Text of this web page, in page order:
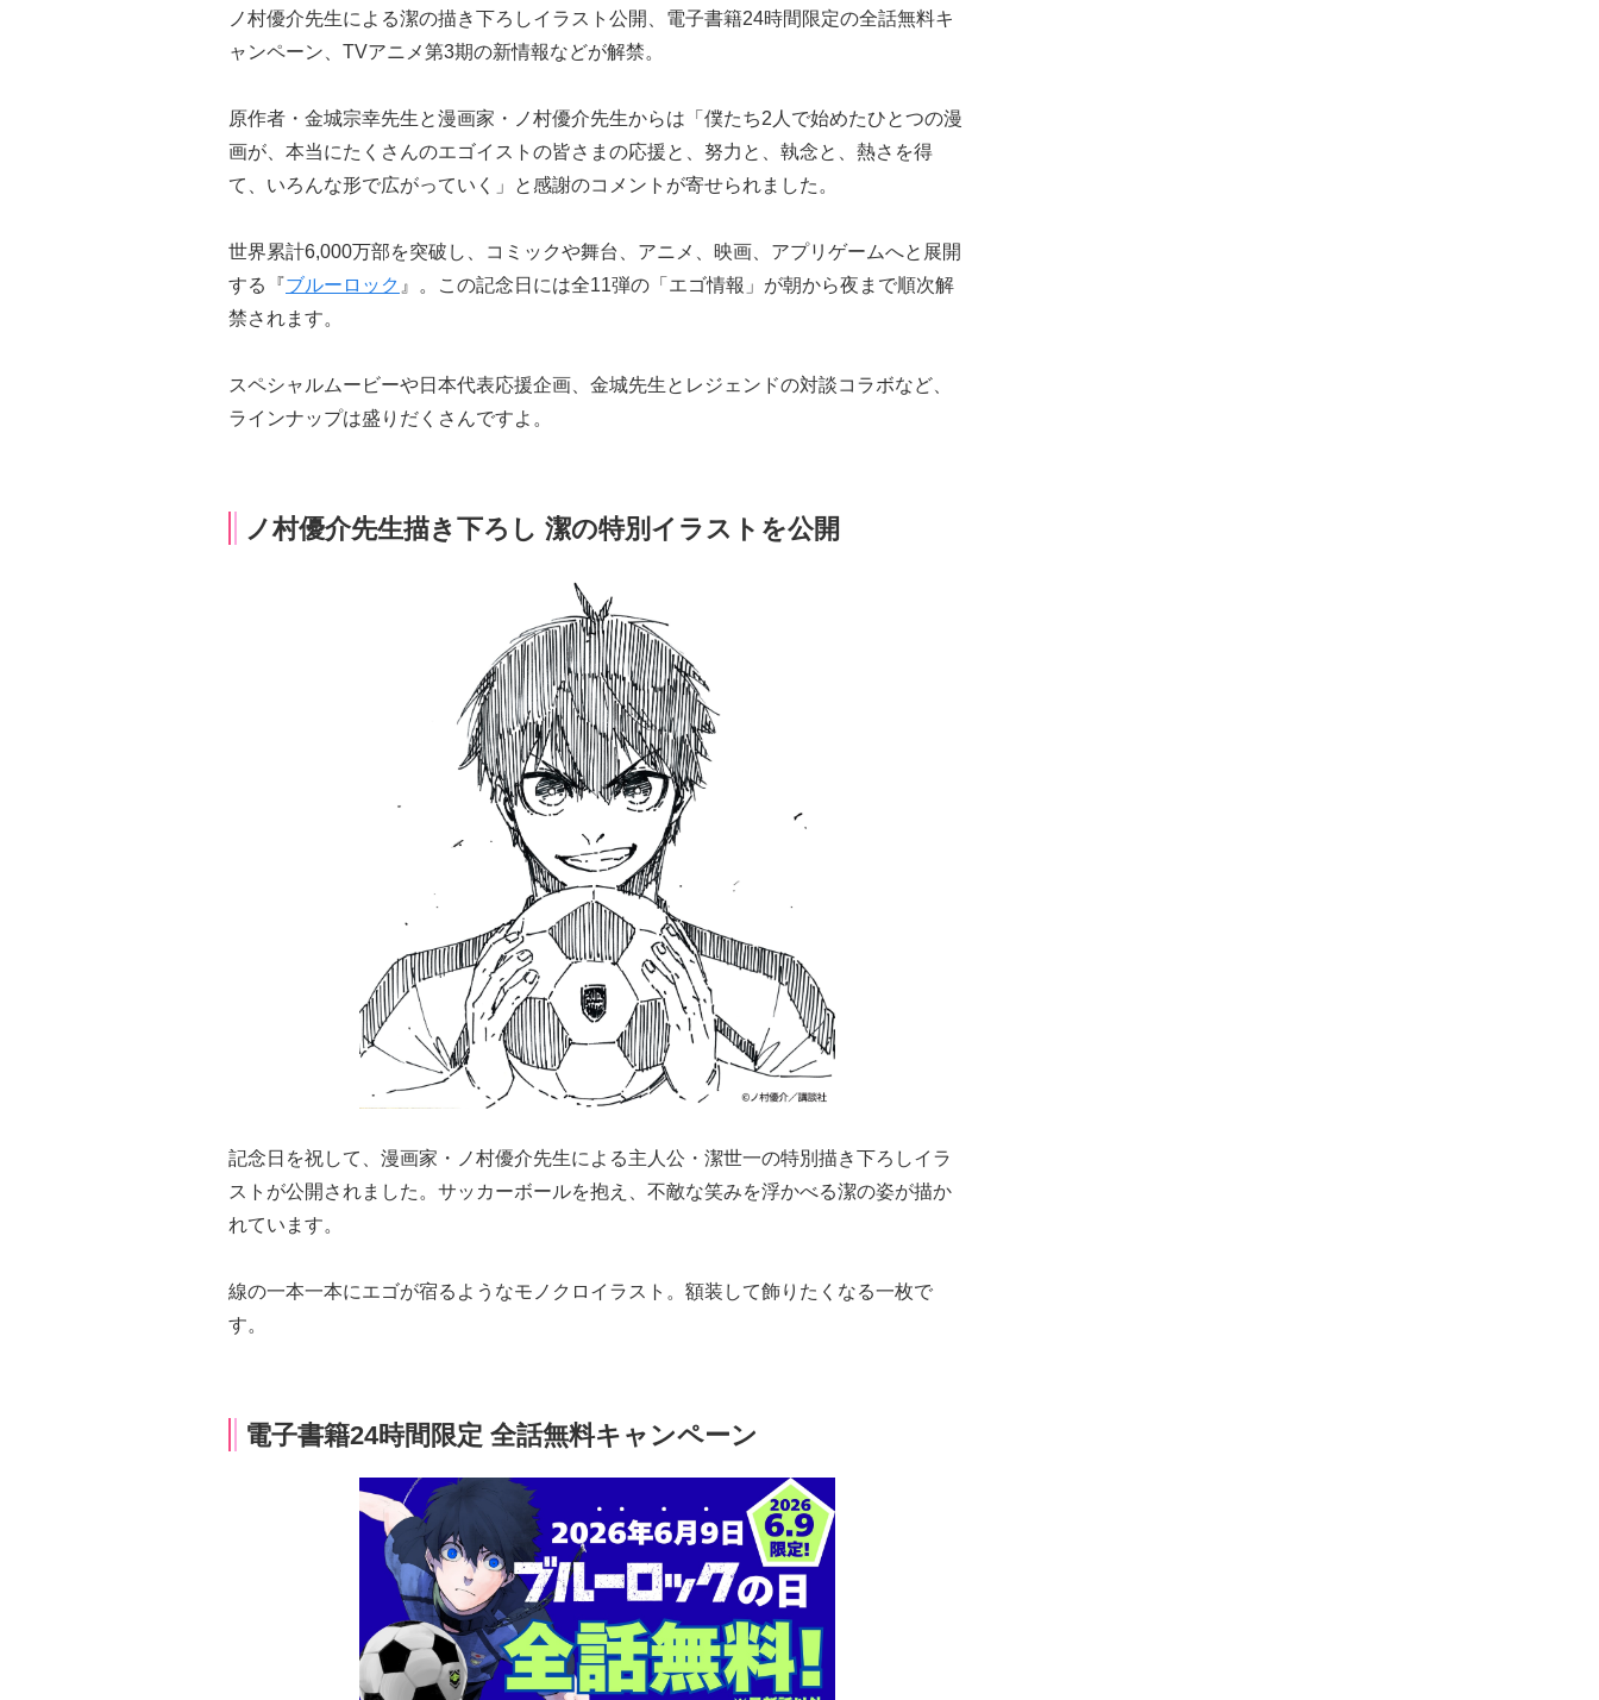
ノ村優介先生による潔の描き下ろしイラスト公開、電子書籍24時間限定の全話無料キ
ャンペーン、TVアニメ第3期の新情報などが解禁。
原作者・金城宗幸先生と漫画家・ノ村優介先生からは「僕たち2人で始めたひとつの漫
画が、本当にたくさんのエゴイストの皆さまの応援と、努力と、執念と、熱さを得
て、いろんな形で広がっていく」と感謝のコメントが寄せられました。
世界累計6,000万部を突破し、コミックや舞台、アニメ、映画、アプリゲームへと展開
する『ブルーロック 』。この記念日には全11弾の「エゴ情報」が朝から夜まで順次解
禁されます。
スペシャルムービーや日本代表応援企画、金城先生とレジェンドの対談コラボなど、
ラインナップは盛りだくさんですよ。
ノ村優介先生描き下ろし 潔の特別イラストを公開
記念日を祝して、漫画家・ノ村優介先生による主人公・潔世一の特別描き下ろしイラ
ストが公開されました。サッカーボールを抱え、不敵な笑みを浮かべる潔の姿が描か
れています。
線の一本一本にエゴが宿るようなモノクロイラスト。額装して飾りたくなる一枚で
す。
電子書籍24時間限定 全話無料キャンペーン